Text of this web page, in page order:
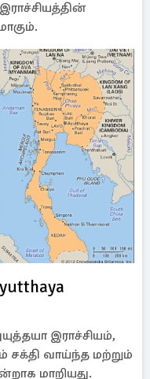
இராச்சியம்,
சக்தி வாய்ந்த மற்றும்
மாறியது.